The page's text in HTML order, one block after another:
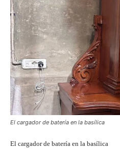
El cargador de batería en la basílica
El cargador de batería en la basílica